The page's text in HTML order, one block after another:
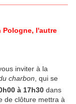
l'autre
inviter à la
charbon , qui se
à 17h30 dans
de clôture mettra à